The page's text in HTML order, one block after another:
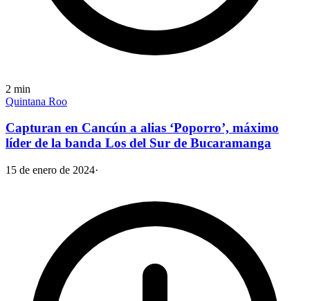
2 min
Quintana Roo
Capturan en Cancún a alias ‘Poporro’, máximo
líder de la banda Los del Sur de Bucaramanga
15 de enero de 2024·